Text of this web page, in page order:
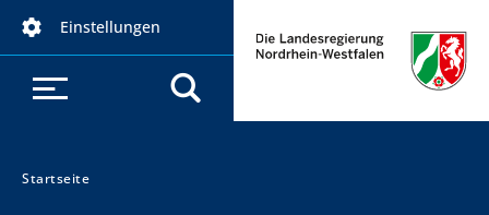
Einstellungen
Sie sind hier:
Startseite